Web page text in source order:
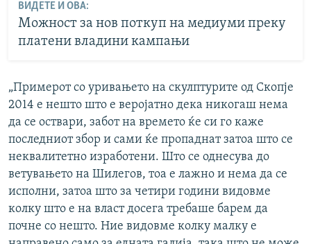
ВИДЕТЕ И ОВА:
Можност за нов поткуп на медиуми преку
платени владини кампањи
„Примерот со уривањето на скулптурите од Скопје
2014 е нешто што е веројатно дека никогаш нема
да се оствари, забот на времето ќе си го каже
последниот збор и сами ќе пропаднат затоа што се
неквалитетно изработени. Што се однесува до
ветувањето на Шилегов, тоа е лажно и нема да се
исполни, затоа што за четири години видовме
колку што е на власт досега требаше барем да
почне со нешто. Ние видовме колку малку е